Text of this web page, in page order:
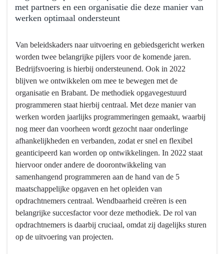
willen
bereiken?
met partners en een organisatie die deze manier van
werken optimaal ondersteunt
naar
navigatie
Bedrijfsvoering
Wat
willen
we
bereiken?
Organisatieontwikkeling:
Een
slimme
slagvaardige
provincie,
opererend
Van beleidskaders naar uitvoering en gebiedsgericht werken
worden twee belangrijke pijlers voor de komende jaren.
Bedrijfsvoering is hierbij ondersteunend. Ook in 2022
blijven we ontwikkelen om mee te bewegen met de
organisatie en Brabant. De methodiek opgavegestuurd
programmeren staat hierbij centraal. Met deze manier van
werken worden jaarlijks programmeringen gemaakt, waarbij
nog meer dan voorheen wordt gezocht naar onderlinge
afhankelijkheden en verbanden, zodat er snel en flexibel
geanticipeerd kan worden op ontwikkelingen. In 2022 staat
hiervoor onder andere de doorontwikkeling van
samenhangend programmeren aan de hand van de 5
maatschappelijke opgaven en het opleiden van
opdrachtnemers centraal. Wendbaarheid creëren is een
belangrijke succesfactor voor deze methodiek. De rol van
opdrachtnemers is daarbij cruciaal, omdat zij dagelijks sturen
op de uitvoering van projecten.